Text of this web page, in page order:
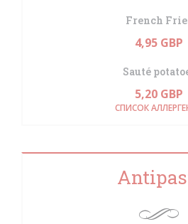
French
4,95 GBP
Sauté
5,20 GBP
СПИСОК